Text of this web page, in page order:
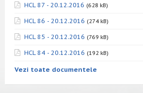
HCL 87 - 20.12.2016 (628 kB)
HCL 86 - 20.12.2016 (274 kB)
HCL 85 - 20.12.2016 (769 kB)
HCL 84 - 20.12.2016 (192 kB)
Vezi toate documentele